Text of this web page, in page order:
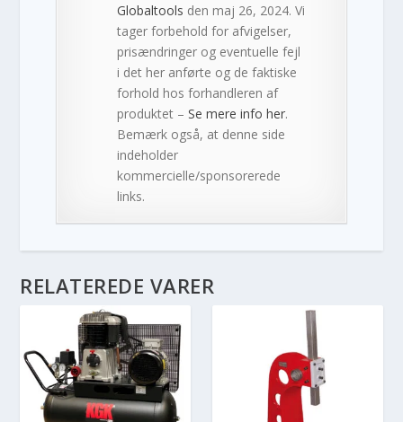
Globaltools den maj 26, 2024. Vi
tager forbehold for afvigelser,
prisændringer og eventuelle fejl
i det her anførte og de faktiske
forhold hos forhandleren af
produktet –Se mere info her.
Bemærk også, at denne side
indeholder
kommercielle/sponsorerede
links.
RELATEREDE VARER